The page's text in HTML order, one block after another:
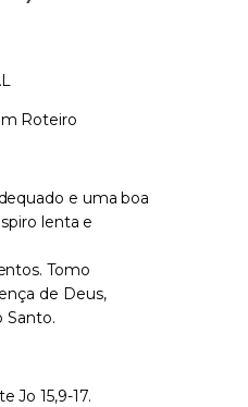
Roteiro
e uma boa
lenta e
Tomo
de Deus,
Santo.
Jo 15,9-17.